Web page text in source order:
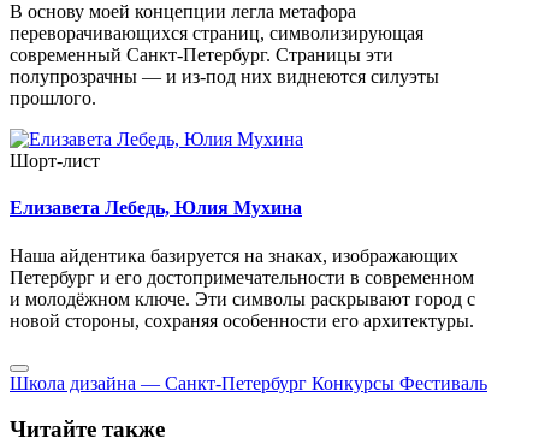
В основу моей концепции легла метафора
переворачивающихся страниц, символизирующая
современный Санкт-Петербург. Страницы эти
полупрозрачны — и из-под них виднеются силуэты
прошлого.
Шорт-лист
Елизавета Лебедь, Юлия Мухина
Наша айдентика базируется на знаках, изображающих
Петербург и его достопримечательности в современном
и молодёжном ключе. Эти символы раскрывают город с
новой стороны, сохраняя особенности его архитектуры.
Школа дизайна — Санкт-Петербург Конкурсы Фестиваль
Читайте также